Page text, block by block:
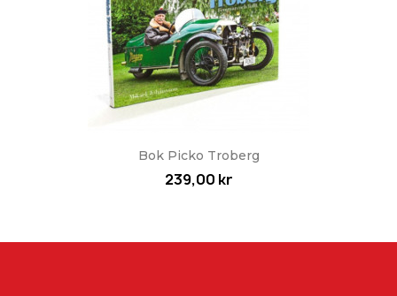
Bok Picko Troberg
239,00 kr